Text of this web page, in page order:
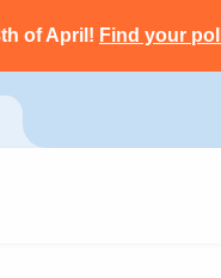
of April! Find your